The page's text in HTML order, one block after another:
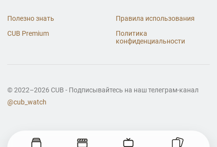
Полезно знать
CUB Premium
Правила использования
Политика
конфиденциальности
© 2022–2026 CUB - Подписывайтесь на наш телеграм-канал
@cub_watch